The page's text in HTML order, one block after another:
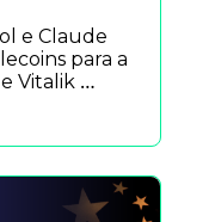
e Claude
para a
Vitalik
na